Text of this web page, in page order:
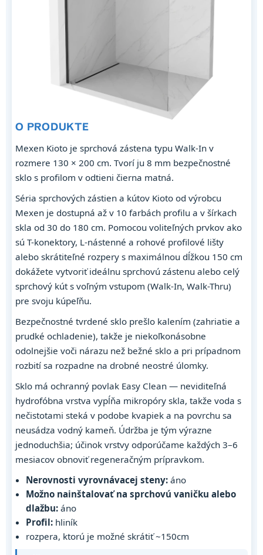
O PRODUKTE
Mexen Kioto je sprchová zástena typu Walk-In v
rozmere 130 × 200 cm. Tvorí ju 8 mm bezpečnostné
sklo s profilom v odtieni čierna matná.
Séria sprchových zástien a kútov Kioto od výrobcu
Mexen je dostupná až v 10 farbách profilu a v šírkach
skla od 30 do 180 cm. Pomocou voliteľných prvkov ako
sú T-konektory, L-nástenné a rohové profilové lišty
alebo skrátiteľné rozpery s maximálnou dĺžkou 150 cm
dokážete vytvoriť ideálnu sprchovú zástenu alebo celý
sprchový kút s voľným vstupom (Walk-In, Walk-Thru)
pre svoju kúpeľňu.
Bezpečnostné tvrdené sklo prešlo kalením (zahriatie a
prudké ochladenie), takže je niekoľkonásobne
odolnejšie voči nárazu než bežné sklo a pri prípadnom
rozbití sa rozpadne na drobné neostré úlomky.
Sklo má ochranný povlak Easy Clean — neviditeľná
hydrofóbna vrstva vypĺňa mikropóry skla, takže voda s
nečistotami steká v podobe kvapiek a na povrchu sa
neusádza vodný kameň. Údržba je tým výrazne
jednoduchšia; účinok vrstvy odporúčame každých 3–6
mesiacov obnoviť regeneračným prípravkom.
Nerovnosti vyrovnávacej steny: áno
Možno nainštalovať na sprchovú vaničku alebo
dlažbu: áno
Profil: hliník
rozpera, ktorú je možné skrátiť ~150cm